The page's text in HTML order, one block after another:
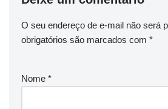
O seu endereço de e-mail não será
obrigatórios são marcados com *
Nome *